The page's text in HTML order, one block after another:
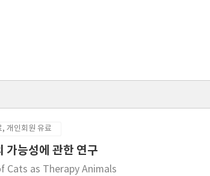
개인회원 유료
가능성에 관한 연구
as Therapy Animals